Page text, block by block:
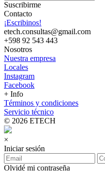
Suscribirme
Contacto
¡Escribinos!
etech.consultas@gmail.com
+598 92 543 443
Nosotros
Nuestra empresa
Locales
Instagram
Facebook
+ Info
Términos y condiciones
Servicio técnico
© 2026 ETECH
×
Iniciar sesión
Olvidé mi contraseña